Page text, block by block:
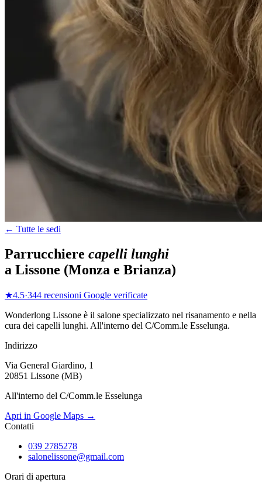
← Tutte le sedi
Parrucchiere capelli lunghi
a Lissone (Monza e Brianza)
★4.5·344 recensioni Google verificate
Wonderlong Lissone è il salone specializzato nel risanamento e nella
cura dei capelli lunghi. All'interno del C/Comm.le Esselunga.
Indirizzo
Via General Giardino, 1
20851 Lissone (MB)
All'interno del C/Comm.le Esselunga
Apri in Google Maps →
Contatti
039 2785278
salonelissone@gmail.com
Orari di apertura